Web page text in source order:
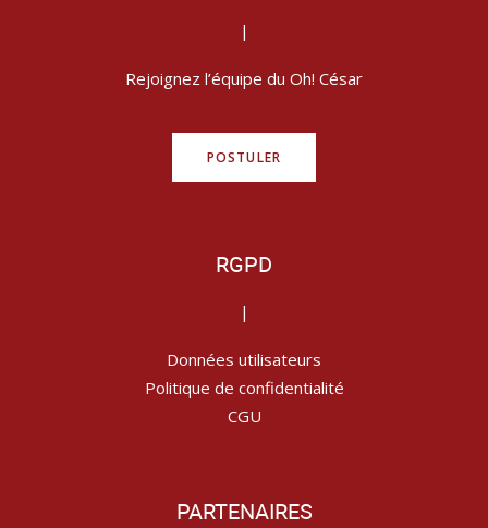
|
Rejoignez l’équipe du Oh! César
POSTULER
RGPD
|
Données utilisateurs
Politique de confidentialité
CGU
PARTENAIRES